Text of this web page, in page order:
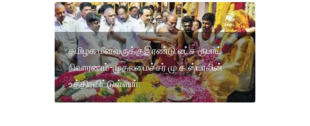
தமிழக மீனவருக்குஇரண்டு லட்ச ரூபாய்
நிவாரணம்-முதலமைச்சர் மு.க.ஸ்டாலின்
உத்திரவிட்டுள்ளாா்.